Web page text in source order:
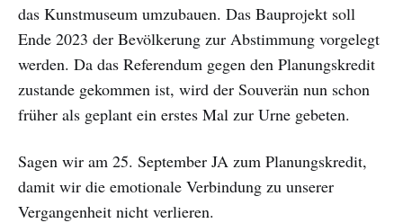
das Kunstmuseum umzubauen. Das Bauprojekt soll
Ende 2023 der Bevölkerung zur Abstimmung vorgelegt
werden. Da das Referendum gegen den Planungskredit
zustande gekommen ist, wird der Souverän nun schon
früher als geplant ein erstes Mal zur Urne gebeten.
Sagen wir am 25. September JA zum Planungskredit,
damit wir die emotionale Verbindung zu unserer
Vergangenheit nicht verlieren.